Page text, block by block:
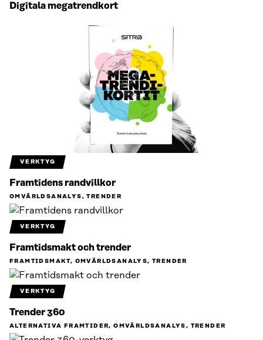
Digitala megatrendkort
VERKTYG
Framtidens randvillkor
OMVÄRLDSANALYS, TRENDER
VERKTYG
Framtidsmakt och trender
FRAMTIDSMAKT, OMVÄRLDSANALYS, TRENDER
VERKTYG
Trender 360
ALTERNATIVA FRAMTIDER, OMVÄRLDSANALYS, TRENDER